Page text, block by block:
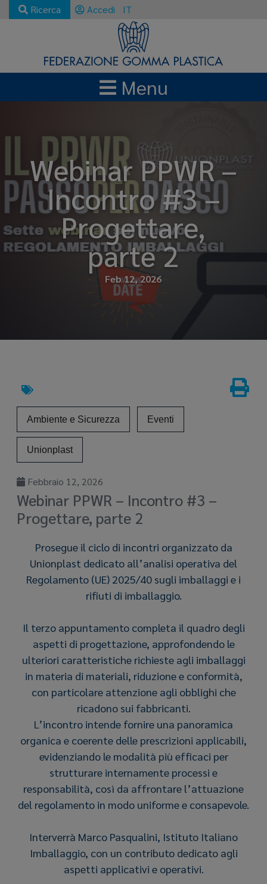
Ricerca Accedi IT
Menu
Webinar PPWR –
Incontro #3 –
Progettare,
parte 2
Feb 12, 2026
Ambiente e Sicurezza Eventi
Unionplast
Febbraio 12, 2026
Webinar PPWR – Incontro #3 –
Progettare, parte 2
Prosegue il ciclo di incontri organizzato da
Unionplast dedicato all’analisi operativa del
Regolamento (UE) 2025/40 sugli imballaggi e i
rifiuti di imballaggio.
Il terzo appuntamento completa il quadro degli
aspetti di progettazione, approfondendo le
ulteriori caratteristiche richieste agli imballaggi
in materia di materiali, riduzione e conformità,
con particolare attenzione agli obblighi che
ricadono sui fabbricanti.
L’incontro intende fornire una panoramica
organica e coerente delle prescrizioni applicabili,
evidenziando le modalità più efficaci per
strutturare internamente processi e
responsabilità, così da affrontare l’attuazione
del regolamento in modo uniforme e consapevole.
Interverrà Marco Pasqualini, Istituto Italiano
Imballaggio, con un contributo dedicato agli
aspetti applicativi e operativi.